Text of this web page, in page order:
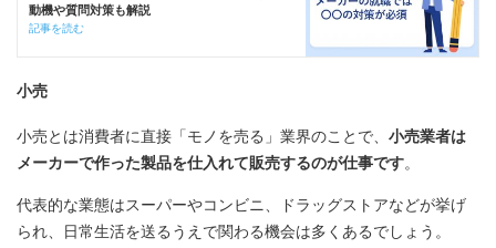
動機や質問対策も解説
記事を読む
小売
小売とは消費者に直接「モノを売る」業界のことで、 小売業者は
メーカーで作った製品を仕入れて販売するのが仕事です。
代表的な業態はスーパーやコンビニ、ドラッグストアなどが挙げ
られ、日常生活を送るうえで関わる機会は多くあるでしょう。